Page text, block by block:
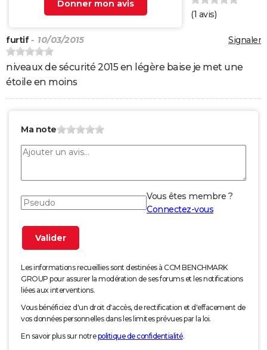
Donner mon avis
(1 avis)
Signaler
furtif- 10/03/2015
niveaux de sécurité 2015 en légère baise je met une
étoile en moins
Ma note
Vous êtes membre ?
Connectez-vous
Les informations recueillies sont destinées à CCM BENCHMARK
GROUP pour assurer la modération de ses forums et les notifications
liées aux interventions.
Vous bénéficiez d'un droit d'accès, de rectification et d'effacement de
vos données personnelles dans les limites prévues par la loi.
En savoir plus sur notrepolitique de confidentialité.